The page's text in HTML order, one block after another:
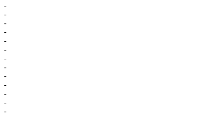
-
-
-
-
-
-
-
-
-
-
-
-
-